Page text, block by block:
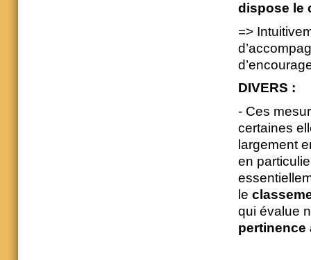
dispose le
=>
DIVERS :
- Ces
certaines
largement
en
le
qui évalue
pertinence